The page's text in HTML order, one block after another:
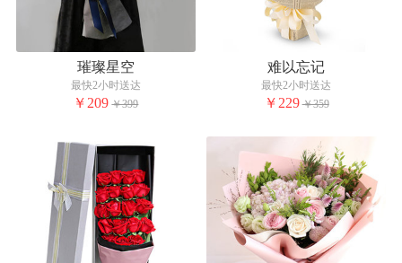
璀璨星空
最快2小时送达
￥209 ￥399
难以忘记
最快2小时送达
￥229 ￥359